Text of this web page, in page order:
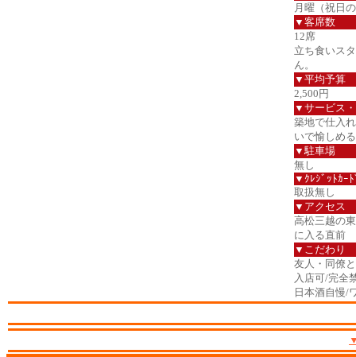
月曜（祝日
▼客席数
12席
立ち食いス
ん。
▼平均予算
2,500円
▼サービス
築地で仕入
いで愉しめ
▼駐車場
無し
▼ｸﾚｼﾞｯﾄｶｰﾄ
取扱無し
▼アクセス
高松三越の
に入る直前
▼こだわり
友人・同僚
入店可/完全
日本酒自慢/